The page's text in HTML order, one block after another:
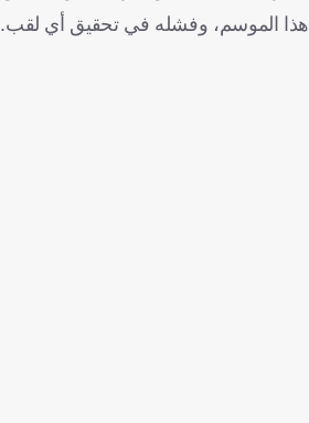
هذا الموسم، وفشله في تحقيق أي لقب.